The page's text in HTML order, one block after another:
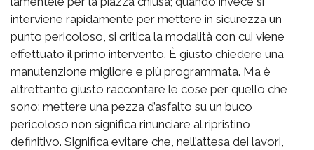
interviene rapidamente per mettere in sicurezza un
punto pericoloso, si critica la modalità con cui viene
effettuato il primo intervento. È giusto chiedere una
manutenzione migliore e più programmata. Ma è
altrettanto giusto raccontare le cose per quello che
sono: mettere una pezza d’asfalto su un buco
pericoloso non significa rinunciare al ripristino
definitivo. Significa evitare che, nell’attesa dei lavori,